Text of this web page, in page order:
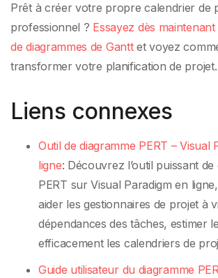
Prêt à créer votre propre calendrier de
professionnel ? Essayez dès
de diagrammes de Ganttet voyez
transformer votre planification de projet.
Liens connexes
Outil de diagramme PERT – Visual
ligne: Découvrez l’outil puissant de
PERT sur Visual Paradigm en
aider les gestionnaires de projet à
dépendances des tâches, estimer
efficacement les calendriers de
Guide utilisateur du diagramme